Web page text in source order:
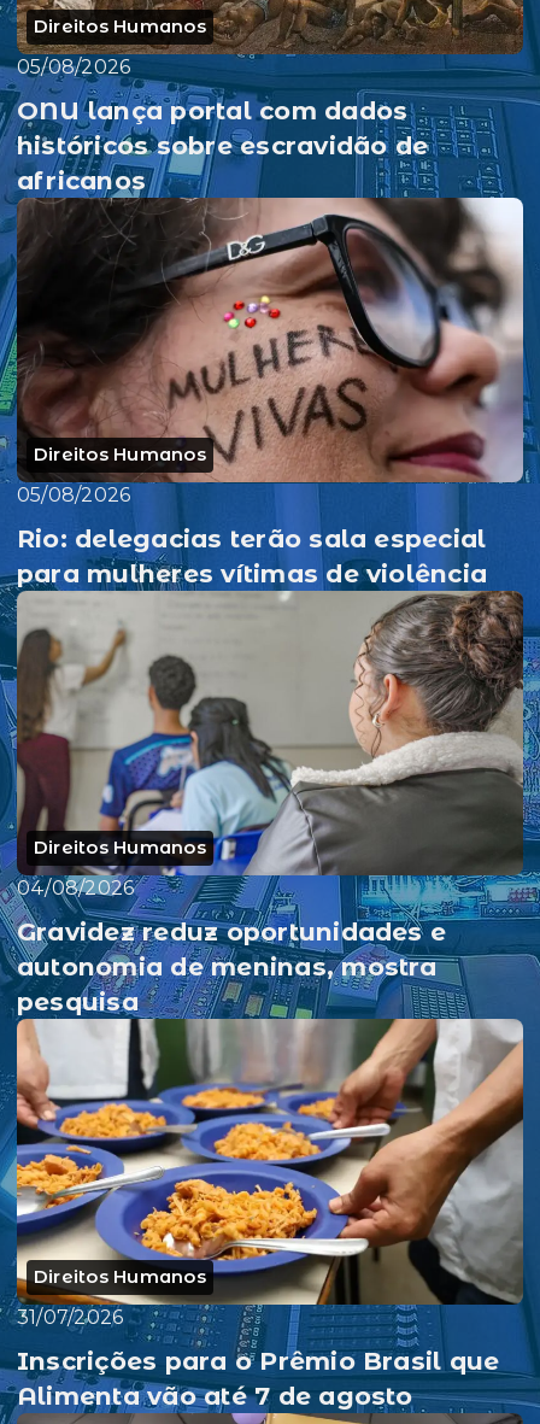
Direitos Humanos
05/08/2026
ONU lança portal com dados
históricos sobre escravidão de
africanos
Direitos Humanos
05/08/2026
Rio: delegacias terão sala especial
para mulheres vítimas de violência
Direitos Humanos
04/08/2026
Gravidez reduz oportunidades e
autonomia de meninas, mostra
pesquisa
Direitos Humanos
31/07/2026
Inscrições para o Prêmio Brasil que
Alimenta vão até 7 de agosto